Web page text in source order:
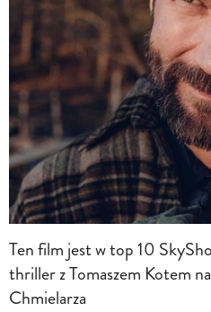
Ten film jest w top 10
thriller z Tomaszem Kotem
Chmielarza